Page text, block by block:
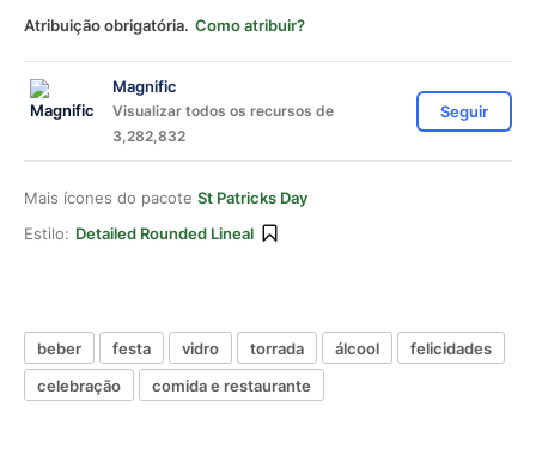
Atribuição obrigatória. Como atribuir?
Magnific
Visualizar todos os recursos de
3,282,832
Seguir
Mais ícones do pacote St Patricks Day
Estilo: Detailed Rounded Lineal
beber festa vidro torrada álcool
felicidades
celebração
comida e restaurante